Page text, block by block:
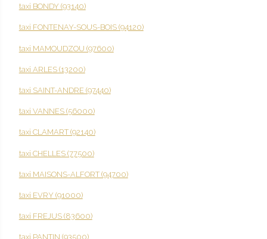
taxi BONDY (93140)
taxi FONTENAY-SOUS-BOIS (94120)
taxi MAMOUDZOU (97600)
taxi ARLES (13200)
taxi SAINT-ANDRE (97440)
taxi VANNES (56000)
taxi CLAMART (92140)
taxi CHELLES (77500)
taxi MAISONS-ALFORT (94700)
taxi EVRY (91000)
taxi FREJUS (83600)
taxi PANTIN (93500)